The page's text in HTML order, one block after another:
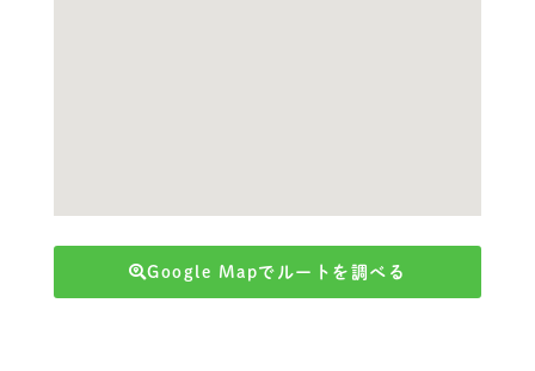
Google Mapでルートを調べる